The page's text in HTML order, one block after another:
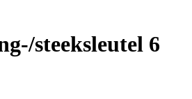
steeksleutel 6